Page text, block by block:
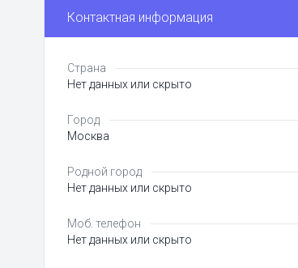
Контактная информация
Страна
Нет данных или скрыто
Город
Москва
Родной город
Нет данных или скрыто
Моб. телефон
Нет данных или скрыто